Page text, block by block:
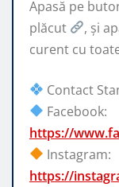
Apasă pe
plăcut
, și
curent cu
Contact
Facebook:
https://
Instagram:
https://